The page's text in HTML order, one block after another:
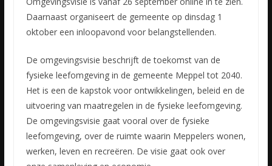
Daarnaast organiseert de gemeente op dinsdag 1
oktober een inloopavond voor belangstellenden.
De omgevingsvisie beschrijft de toekomst van de
fysieke leefomgeving in de gemeente Meppel tot 2040.
Het is een de kapstok voor ontwikkelingen, beleid en de
uitvoering van maatregelen in de fysieke leefomgeving.
De omgevingsvisie gaat vooral over de fysieke
leefomgeving, over de ruimte waarin Meppelers wonen,
werken, leven en recreëren. De visie gaat ook over